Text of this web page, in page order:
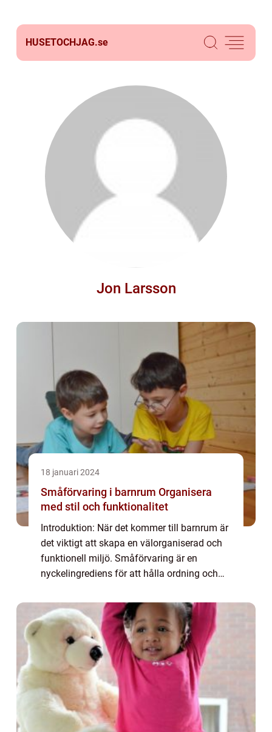
HUSETOCHJAG.se
Jon Larsson
18 januari 2024
Småförvaring i barnrum Organisera
med stil och funktionalitet
Introduktion: När det kommer till barnrum är
det viktigt att skapa en välorganiserad och
funktionell miljö. Småförvaring är en
nyckelingrediens för att hålla ordning och
artikel kommer vi att ge en grundlig översi...